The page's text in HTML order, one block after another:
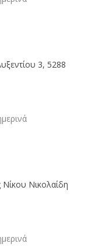
3, 5288
Νικολαίδη